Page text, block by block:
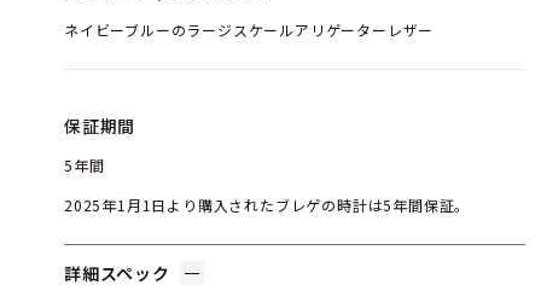
ネイビーブルーのラージスケールアリゲーターレザー
保証期間
5年間
2025年1月1日より購入されたブレゲの時計は5年間保証。
詳細スペック